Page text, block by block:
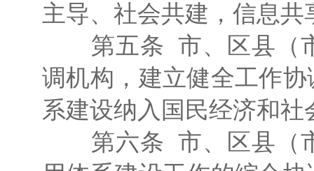
主导、社会共建，信息
第五条 市、区县（市
调机构，建立健全工作
系建设纳入国民经济和
第六条 市、区县（市